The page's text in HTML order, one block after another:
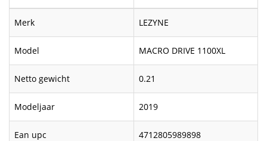
Merk LEZYNE
Model MACRO DRIVE 1100XL
Netto gewicht 0.21
Modeljaar 2019
Ean upc 4712805989898